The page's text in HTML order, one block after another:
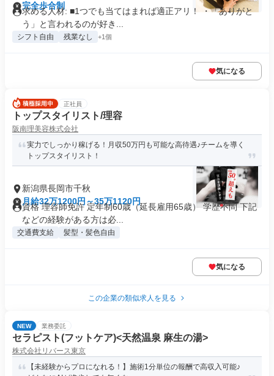
完全歩合制
求める人材: ■1つでも当てはまれば適正アリ！ ・「ありがと
う」と言われるのが好き...
シフト自由 残業なし +1個
気になる
正社員
トップスタイリスト/理容
阪南理美容株式会社
実力でしっかり稼げる！月収50万円も可能な高待遇♪チームを導く
トップスタイリスト！
新潟県長岡市千秋
月給32万1200円～35万1120円
資格 理容師免許 定年制60歳（延長雇用65歳） 学歴不問 下記
などの経験がある方は必...
交通費支給 髪型・髪色自由
気になる
この企業の類似求人を見る
NEW 業務委託
セラピスト(フットケア)<天然温泉 麻生の湯>
株式会社リバース東京
【未経験からプロになれる！】施術1分単位の報酬で高収入可能♪